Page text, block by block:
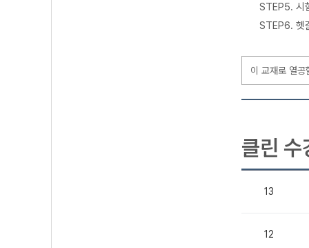
STEP5. 시
STEP6. 헷
이 교재로 열
클린 수
13
12